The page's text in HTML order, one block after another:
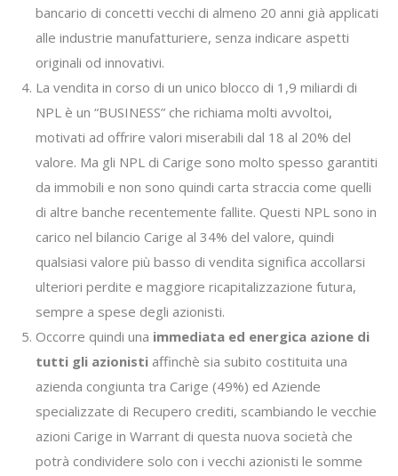
bancario di concetti vecchi di almeno 20 anni già applicati
alle industrie manufatturiere, senza indicare aspetti
originali od innovativi.
La vendita in corso di un unico blocco di 1,9 miliardi di
NPL è un “BUSINESS” che richiama molti avvoltoi,
motivati ad offrire valori miserabili dal 18 al 20% del
valore. Ma gli NPL di Carige sono molto spesso garantiti
da immobili e non sono quindi carta straccia come quelli
di altre banche recentemente fallite. Questi NPL sono in
carico nel bilancio Carige al 34% del valore, quindi
qualsiasi valore più basso di vendita significa accollarsi
ulteriori perdite e maggiore ricapitalizzazione futura,
sempre a spese degli azionisti.
Occorre quindi una immediata ed energica azione di
tutti gli azionisti affinchè sia subito costituita una
azienda congiunta tra Carige (49%) ed Aziende
specializzate di Recupero crediti, scambiando le vecchie
azioni Carige in Warrant di questa nuova società che
potrà condividere solo con i vecchi azionisti le somme